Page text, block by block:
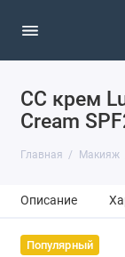
CC крем
Cream
Главная Макияж
Описание
Популярный